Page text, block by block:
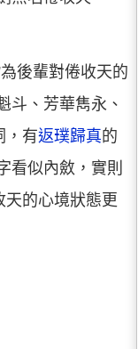
後輩對倦收天的
斗、芳華雋永、
，有返璞歸真的
看似內斂，實則
的心境狀態更